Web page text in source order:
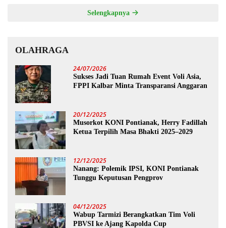
Selengkapnya
OLAHRAGA
24/07/2026
Sukses Jadi Tuan Rumah Event Voli Asia,
FPPI Kalbar Minta Transparansi Anggaran
20/12/2025
Musorkot KONI Pontianak, Herry Fadillah
Ketua Terpilih Masa Bhakti 2025–2029
12/12/2025
Nanang: Polemik IPSI, KONI Pontianak
Tunggu Keputusan Pengprov
04/12/2025
Wabup Tarmizi Berangkatkan Tim Voli
PBVSI ke Ajang Kapolda Cup